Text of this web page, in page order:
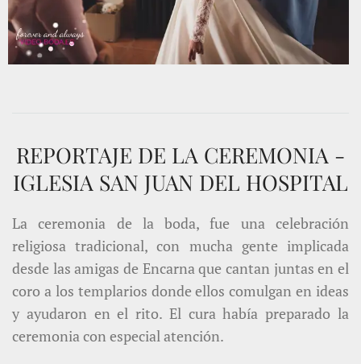
REPORTAJE DE LA CEREMONIA -
IGLESIA SAN JUAN DEL HOSPITAL
La ceremonia de la boda, fue una celebración
religiosa tradicional, con mucha gente implicada
desde las amigas de Encarna que cantan juntas en el
coro a los templarios donde ellos comulgan en ideas
y ayudaron en el rito. El cura había preparado la
ceremonia con especial atención.